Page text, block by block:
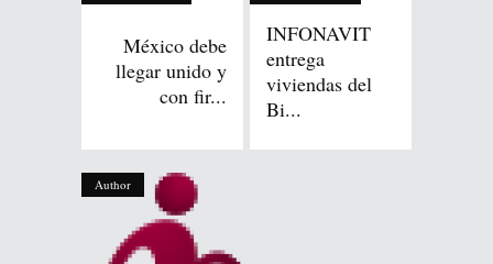
México debe
llegar unido y
con fir...
INFONAVIT
entrega
viviendas del
Bi...
Author